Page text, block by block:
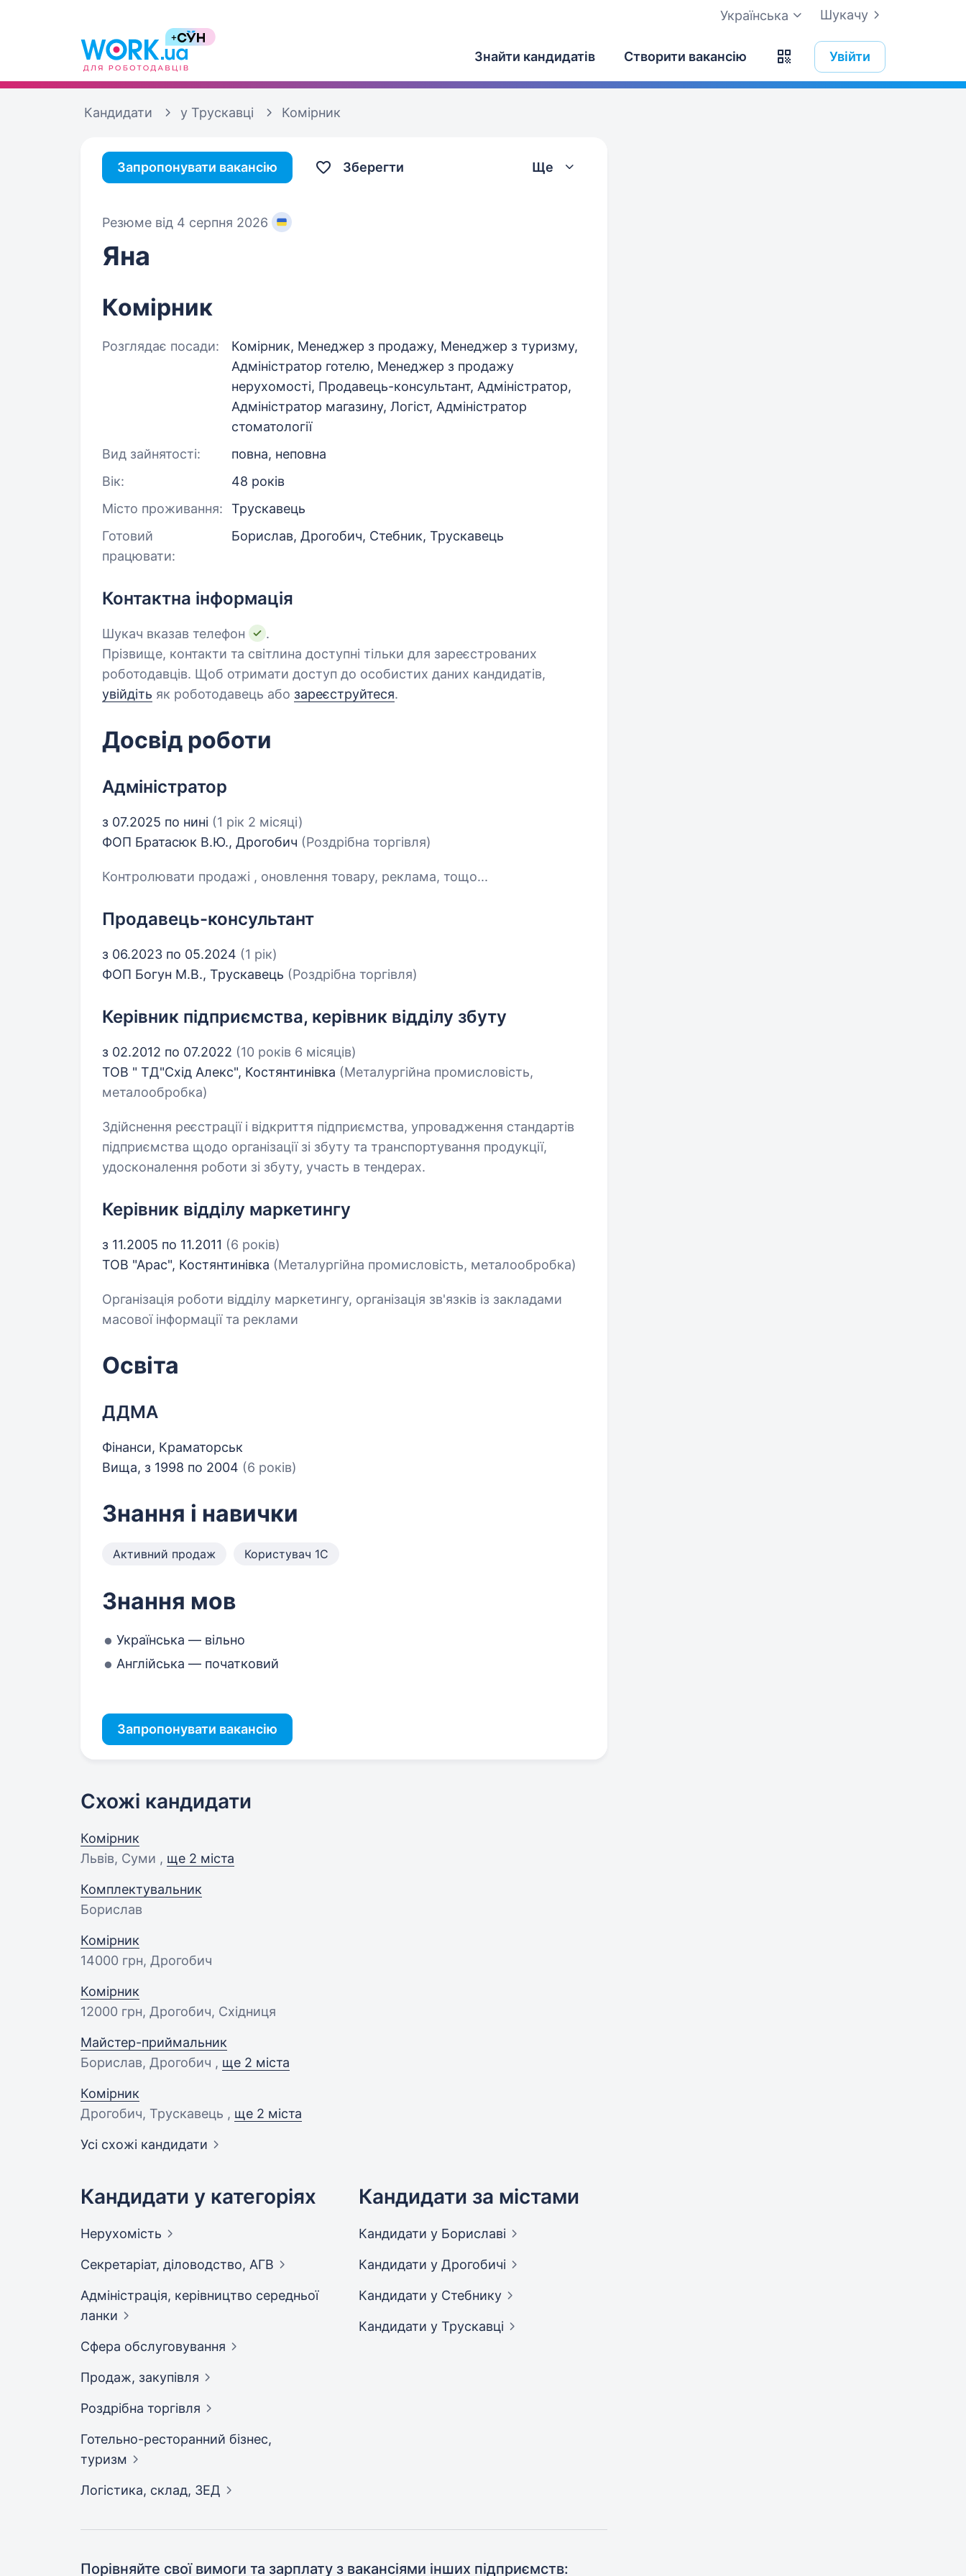
Шукачу
Українська
Знайти кандидатів Створити вакансію Увійти
Кандидати у Трускавці Комірник
Запропонувати вакансію Зберегти Ще
Резюме від 4 серпня 2026
Яна
Комірник
Розглядає посади:
Комірник, Менеджер з продажу, Менеджер з туризму,
Адміністратор готелю, Менеджер з продажу
нерухомості, Продавець-консультант, Адміністратор,
Адміністратор магазину, Логіст, Адміністратор
стоматології
Вид зайнятості:
повна, неповна
Вік:
48 років
Місто проживання:
Трускавець
Готовий
працювати:
Борислав, Дрогобич, Стебник, Трускавець
Контактна інформація
Шукач вказав телефон
.
Прізвище, контакти та світлина доступні тільки для зареєстрованих
роботодавців. Щоб отримати доступ до особистих даних кандидатів,
увійдіть як роботодавець або зареєструйтеся.
Досвід роботи
Адміністратор
з 07.2025 по нині (1 рік 2 місяці)
ФОП Братасюк В.Ю., Дрогобич (Роздрібна торгівля)
Контролювати продажі , оновлення товару, реклама, тощо...
Продавець-консультант
з 06.2023 по 05.2024 (1 рік)
ФОП Богун М.В., Трускавець (Роздрібна торгівля)
Керівник підприємства, керівник відділу збуту
з 02.2012 по 07.2022 (10 років 6 місяців)
ТОВ " ТД"Схід Алекс", Костянтинівка (Металургійна промисловість,
металообробка)
Здійснення реєстрації і відкриття підприємства, упровадження стандартів
підприємства щодо організації зі збуту та транспортування продукції,
удосконалення роботи зі збуту, участь в тендерах.
Керівник відділу маркетингу
з 11.2005 по 11.2011 (6 років)
ТОВ "Арас", Костянтинівка (Металургійна промисловість, металообробка)
Організація роботи відділу маркетингу, організація зв'язків із закладами
масової інформації та реклами
Освіта
ДДМА
Фінанси, Краматорськ
Вища, з 1998 по 2004 (6 років)
Знання і навички
Активний продаж Користувач 1С
Знання мов
Українська — вільно
Англійська — початковий
Запропонувати вакансію
Схожі кандидати
Комірник
Львів, Суми , ще 2 міста
Комплектувальник
Борислав
Комірник
14000 грн, Дрогобич
Комірник
12000 грн, Дрогобич, Східниця
Майстер-приймальник
Борислав, Дрогобич , ще 2 міста
Комірник
Дрогобич, Трускавець , ще 2 міста
Усі схожі кандидати
Кандидати у категоріях
Нерухомість
Секретаріат, діловодство, АГВ
Адмiнiстрацiя, керівництво середньої
ланки
Сфера обслуговування
Продаж, закупівля
Роздрібна торгівля
Готельно-ресторанний бізнес,
туризм
Логістика, склад, ЗЕД
Кандидати за містами
Кандидати у Бориславі
Кандидати у Дрогобичі
Кандидати у Стебнику
Кандидати у Трускавці
Порівняйте свої вимоги та зарплату з вакансіями інших підприємств: